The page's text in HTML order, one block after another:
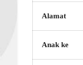
Alamat
Anak ke